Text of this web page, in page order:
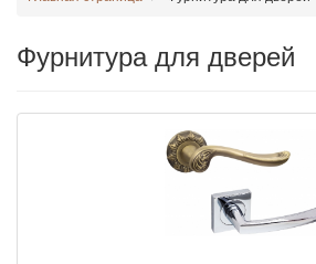
Фурнитура для дверей